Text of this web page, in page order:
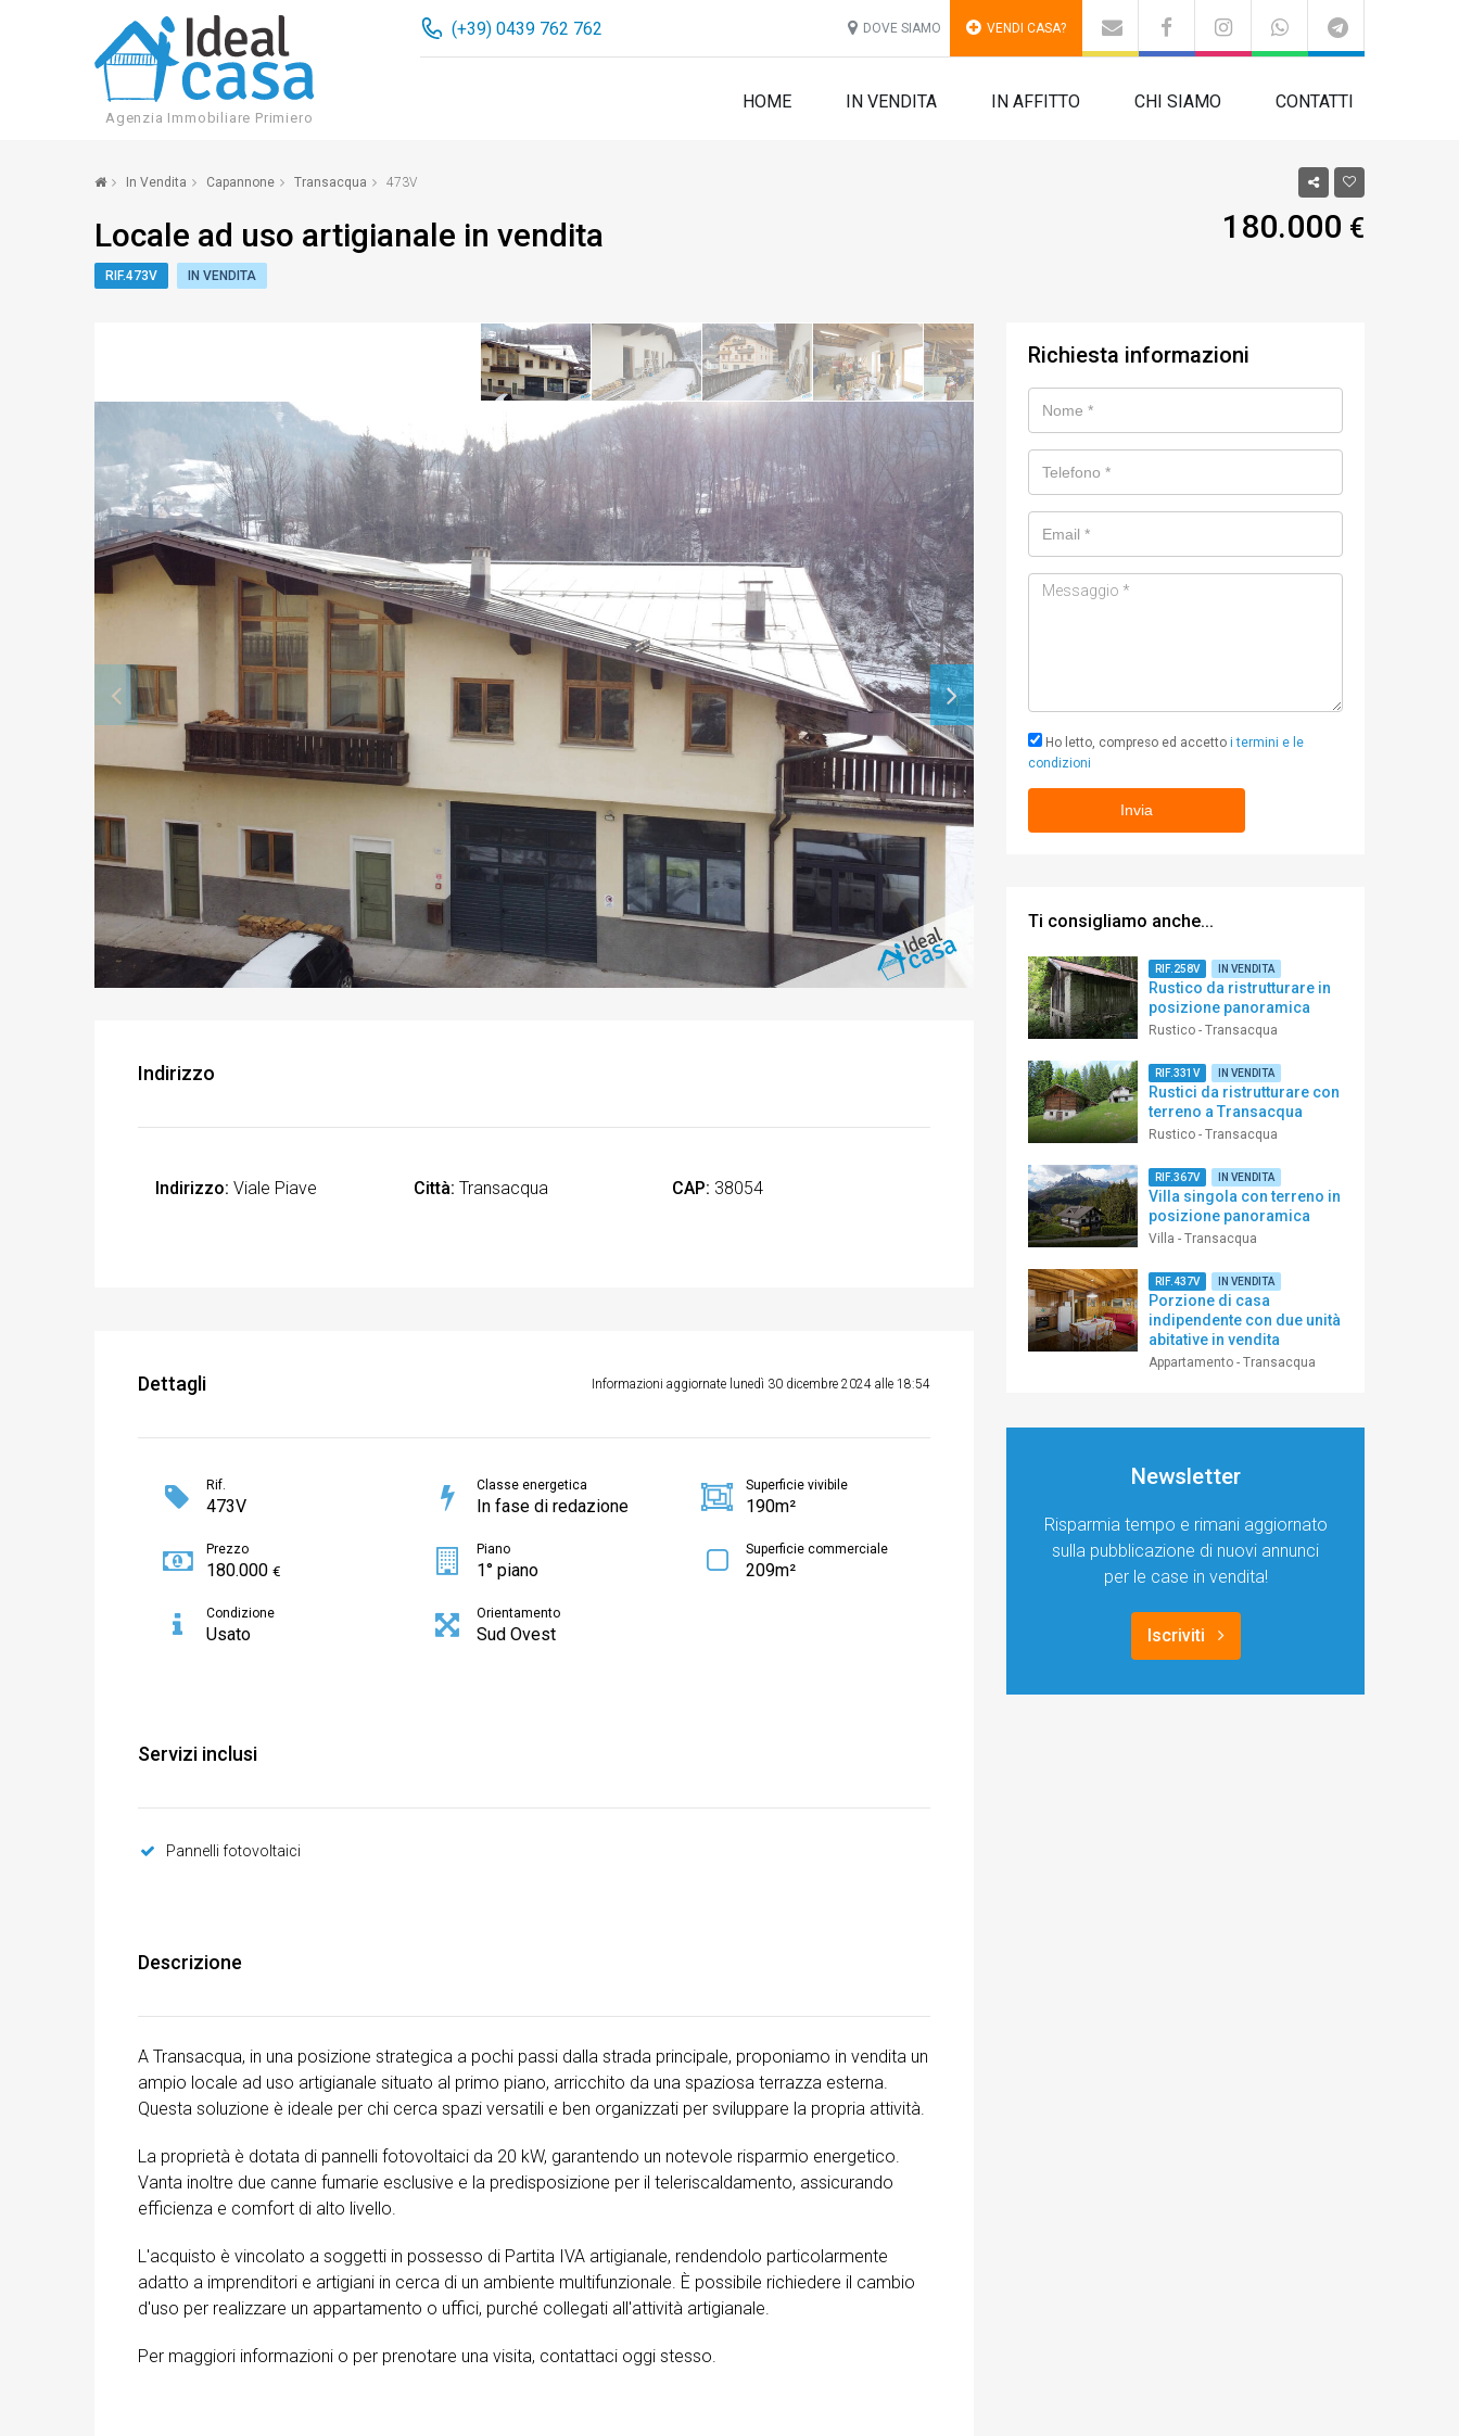
Agenzia Immobiliare Primiero
DOVE SIAMO VENDI CASA?
(+39) 0439 762 762
HOME IN VENDITA IN AFFITTO CHI SIAMO CONTATTI
In Vendita Capannone Transacqua 473V
Locale ad uso artigianale in vendita
RIF.473V IN VENDITA
180.000 €
Indirizzo
Indirizzo: Viale Piave Città: Transacqua CAP: 38054
Dettagli Informazioni aggiornate lunedì 30 dicembre 2024 alle 18:54
Rif.
473V
Prezzo
180.000 €
Condizione
Usato
Classe energetica
In fase di redazione
Piano
1° piano
Orientamento
Sud Ovest
Superficie vivibile
190m²
Superficie commerciale
209m²
Servizi inclusi
Pannelli fotovoltaici
Descrizione
A Transacqua, in una posizione strategica a pochi passi dalla strada principale, proponiamo in vendita un
ampio locale ad uso artigianale situato al primo piano, arricchito da una spaziosa terrazza esterna.
Questa soluzione è ideale per chi cerca spazi versatili e ben organizzati per sviluppare la propria attività.
La proprietà è dotata di pannelli fotovoltaici da 20 kW, garantendo un notevole risparmio energetico.
Vanta inoltre due canne fumarie esclusive e la predisposizione per il teleriscaldamento, assicurando
efficienza e comfort di alto livello.
L'acquisto è vincolato a soggetti in possesso di Partita IVA artigianale, rendendolo particolarmente
adatto a imprenditori e artigiani in cerca di un ambiente multifunzionale. È possibile richiedere il cambio
d'uso per realizzare un appartamento o uffici, purché collegati all'attività artigianale.
Per maggiori informazioni o per prenotare una visita, contattaci oggi stesso.
Richiesta informazioni
Messaggio
Ho letto, compreso ed accetto i termini e le
condizioni
Ti consigliamo anche...
RIF.258V IN VENDITA
Rustico da ristrutturare in
posizione panoramica
Rustico - Transacqua
RIF.331V IN VENDITA
Rustici da ristrutturare con
terreno a Transacqua
Rustico - Transacqua
RIF.367V IN VENDITA
Villa singola con terreno in
posizione panoramica
Villa - Transacqua
RIF.437V IN VENDITA
Porzione di casa
indipendente con due unità
abitative in vendita
Appartamento - Transacqua
Newsletter
Risparmia tempo e rimani aggiornato
sulla pubblicazione di nuovi annunci
per le case in vendita!
Iscriviti